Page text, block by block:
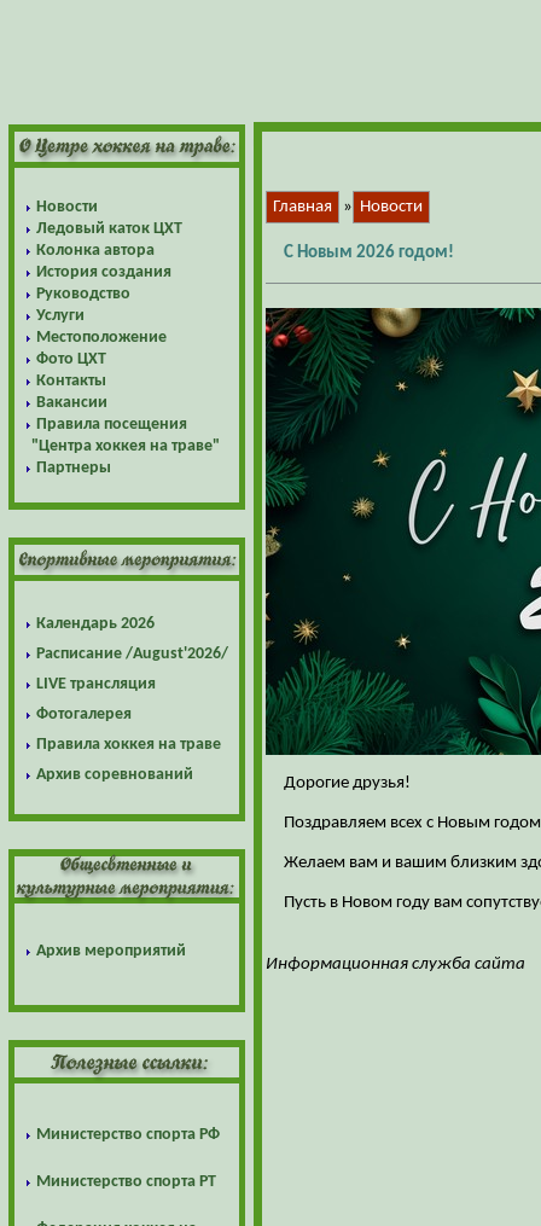
Новости
Ледовый каток ЦХТ
Колонка автора
История создания
Руководство
Услуги
Местоположение
Фото ЦХТ
Контакты
Вакансии
Правила посещения
"Центра хоккея на траве"
Партнеры
Календарь 2026
Расписание /August'2026/
LIVE трансляция
Фотогалерея
Правила хоккея на траве
Архив соревнований
Архив мероприятий
Министерство спорта РФ
Министерство спорта РТ
Главная » Новости
С Новым 2026 годом!
Дорогие друзья!
Поздравляем всех с Новым
Желаем вам и вашим близким
Пусть в Новом году вам
Информационная служба сайта